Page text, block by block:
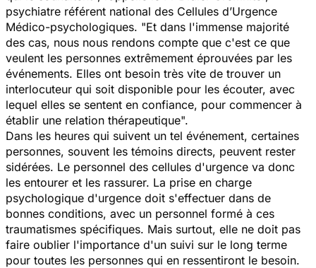
psychiatre référent national des Cellules d’Urgence
Médico-psychologiques. "Et dans l'immense majorité
des cas, nous nous rendons compte que c'est ce que
veulent les personnes extrêmement éprouvées par les
événements. Elles ont besoin très vite de trouver un
interlocuteur qui soit disponible pour les écouter, avec
lequel elles se sentent en confiance, pour commencer à
établir une relation thérapeutique".
Dans les heures qui suivent un tel événement, certaines
personnes, souvent les témoins directs, peuvent rester
sidérées. Le personnel des cellules d'urgence va donc
les entourer et les rassurer. La prise en charge
psychologique d'urgence doit s'effectuer dans de
bonnes conditions, avec un personnel formé à ces
traumatismes spécifiques. Mais surtout, elle ne doit pas
faire oublier l'importance d'un suivi sur le long terme
pour toutes les personnes qui en ressentiront le besoin.